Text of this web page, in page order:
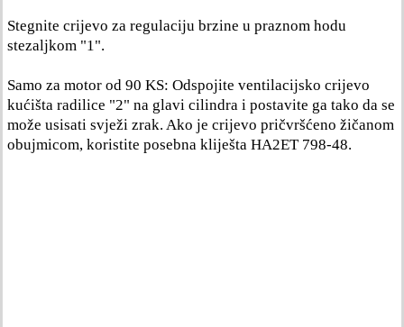
Stegnite crijevo za regulaciju brzine u praznom hodu
stezaljkom "1".
Samo za motor od 90 KS: Odspojite ventilacijsko crijevo
kućišta radilice "2" na glavi cilindra i postavite ga tako da se
može usisati svježi zrak. Ako je crijevo pričvršćeno žičanom
obujmicom, koristite posebna kliješta HA2ET 798-48.